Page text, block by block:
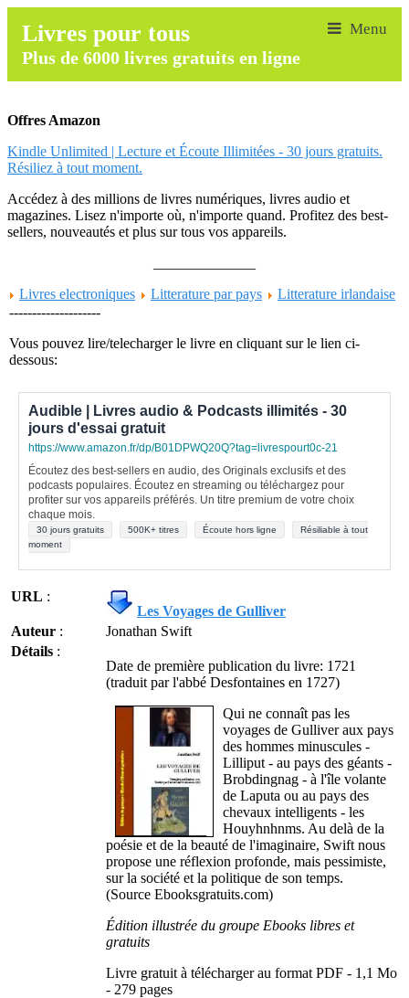
Livres pour tous
Plus de 6000 livres gratuits en ligne
Offres Amazon
Kindle Unlimited | Lecture et Écoute Illimitées - 30 jours gratuits.
Résiliez à tout moment.
Accédez à des millions de livres numériques, livres audio et
magazines. Lisez n'importe où, n'importe quand. Profitez des best-
sellers, nouveautés et plus sur tous vos appareils.
Livres electroniques
Litterature par pays
Litterature irlandaise
--------------------
Vous pouvez lire/telecharger le livre en cliquant sur le lien ci-
dessous:
Audible | Livres audio & Podcasts illimités - 30
jours d'essai gratuit
https://www.amazon.fr/dp/B01DPWQ20Q?tag=livrespourt0c-21
Écoutez des best-sellers en audio, des Originals exclusifs et des
podcasts populaires. Écoutez en streaming ou téléchargez pour
profiter sur vos appareils préférés. Un titre premium de votre choix
chaque mois.
30 jours gratuits 500K+ titres Écoute hors ligne
Résiliable à tout
moment
URL :
Les Voyages de Gulliver
Auteur :
Jonathan Swift
Détails :
Date de première publication du livre: 1721
(traduit par l'abbé Desfontaines en 1727)
Qui ne connaît pas les
voyages de Gulliver aux pays
des hommes minuscules -
Lilliput - au pays des géants -
Brobdingnag - à l'île volante
de Laputa ou au pays des
chevaux intelligents - les
Houyhnhnms. Au delà de la
poésie et de la beauté de l'imaginaire, Swift nous
propose une réflexion profonde, mais pessimiste,
sur la société et la politique de son temps.
(Source Ebooksgratuits.com)
Édition illustrée du groupe Ebooks libres et
gratuits
Livre gratuit à télécharger au format PDF - 1,1 Mo
- 279 pages